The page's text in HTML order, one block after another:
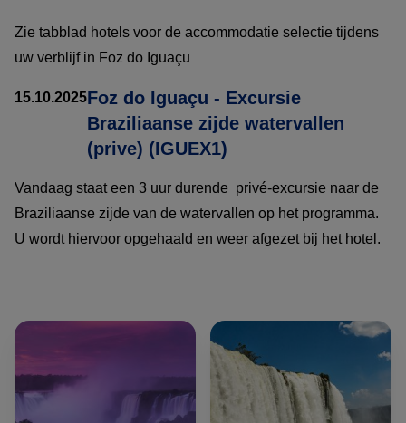
Zie tabblad hotels voor de accommodatie selectie tijdens
uw verblijf in Foz do Iguaçu
15.10.2025Foz do Iguaçu - Excursie
Braziliaanse zijde watervallen
(prive) (IGUEX1)
Vandaag staat een 3 uur durende privé-excursie naar de
Braziliaanse zijde van de watervallen op het programma.
U wordt hiervoor opgehaald en weer afgezet bij het hotel.